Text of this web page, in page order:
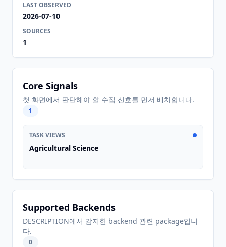
LAST OBSERVED
2026-07-10
SOURCES
1
Core Signals
첫 화면에서 판단해야 할 수집 신호를 먼저 배치합니다.
1
TASK VIEWS
Agricultural Science
Supported Backends
DESCRIPTION에서 감지한 backend 관련 package입니
다.
0